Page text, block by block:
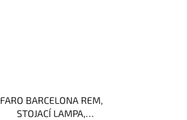
FARO BARCELONA REM,
STOJACÍ LAMPA,